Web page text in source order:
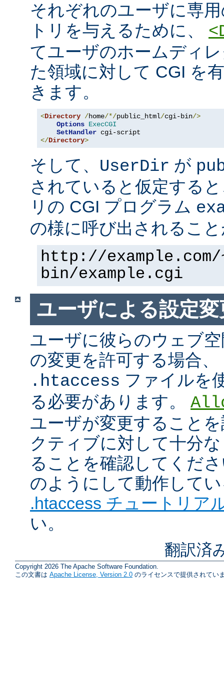
それぞれのユーザに専
トリを与えるために、
てユーザのホームディ
た領域に対して CGI を
きます。
<Directory /home/*/public_html/cgi-bin/>
Options ExecCGI
SetHandler
</Directory>
そして、 UserDir が
されていると仮定する
リの CGI プログラム
の様に呼び出されるこ
http://
bin/example.cgi
ユーザによる設定
ユーザに彼らのウェブ
の変更を許可する場合
.htaccess ファイルを
る必要があります。
ユーザが変更すること
クティブに対して十分
ることを確認してくだ
のようにして動作して
.htaccess チュートリア
い。
翻訳済
Copyright 2026 The Apache Software Foundation.
この文書は Apache License, Version 2.0 のライセンスで提供されてい